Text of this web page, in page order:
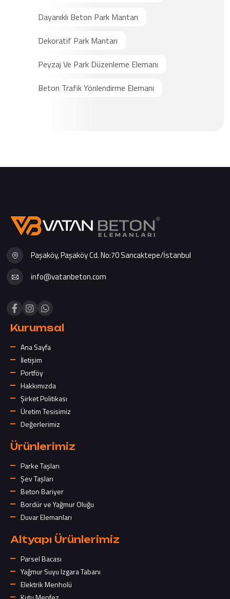
Dayanıklı Beton Park Mantarı
Dekoratif Park Mantarı
Peyzaj Ve Park Düzenleme Elemanı
Beton Trafik Yönlendirme Elemanı
Paşaköy, Paşaköy Cd. No:70 Sancaktepe/İstanbul
info@vatanbeton.com
Kurumsal
Ana Sayfa
İletişim
Portföy
Hakkımızda
Şirket Politikası
Üretim Tesisimiz
Değerlerimiz
Ürünlerimiz
Parke Taşları
Şev Taşları
Beton Bariyer
Bordür ve Yağmur Oluğu
Duvar Elemanları
Altyapı Ürünlerimiz
Parsel Bacası
Yağmur Suyu Izgara Tabanı
Elektrik Menholü